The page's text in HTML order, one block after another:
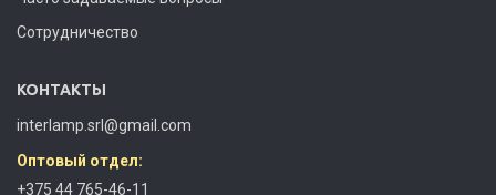
Сотрудничество
КОНТАКТЫ
interlamp.srl@gmail.com
Оптовый отдел:
+375 44 765-46-11